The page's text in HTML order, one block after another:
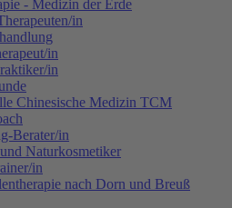
- Medizin der Erde
in
in
in
Chinesische Medizin TCM
Berater/in
Naturkosmetiker
in
nach Dorn und Breuß